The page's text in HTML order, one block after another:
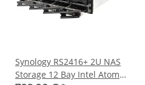
Synology RS2416+ 2U NAS
Storage 12 Bay Intel Atom